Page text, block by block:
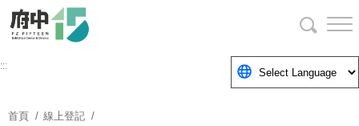
要
:::
首頁 線上登記